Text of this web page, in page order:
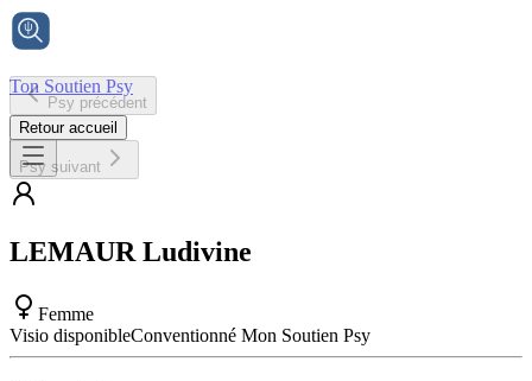
Ton Soutien Psy
Accueil
Psy précédent
Retour accueil
Psy suivant
LEMAUR Ludivine
Femme
Visio disponibleConventionné Mon Soutien Psy